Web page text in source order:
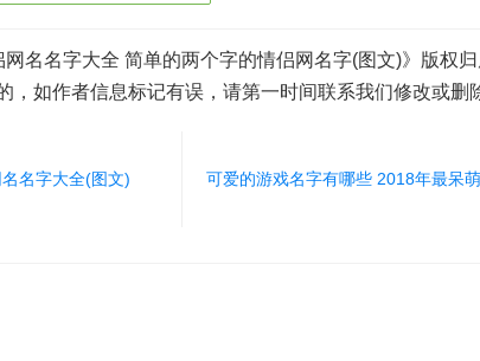
名名字大全 简单的两个字的情侣网名字(图文)》版权
，如作者信息标记有误，请第一时间联系我们修改或删
名字大全(图文)
可爱的游戏名字有哪些 2018年最呆